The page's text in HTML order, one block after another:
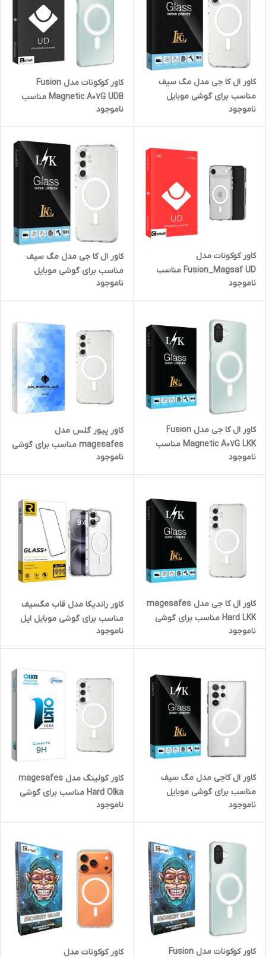
کاور ال کا جی مدل مگ سیف
مناسب برای گوشی موبایل
سامسونگ GALAXY A16
ناموجود
کاور کوکونات مدل Fusion
Magnetic A07G UDB مناسب
برای گوشی موبایل سامسونگ
Galaxy A07
ناموجود
کاور کوکونات مدل
Fusion_Magsaf UD مناسب
17 Air
ناموجود
کاور ال کا جی مدل مگ سیف
مناسب برای گوشی موبایل
سامسونگ GALAXY A56
ناموجود
کاور ال کا جی مدل Fusion
Magnetic A07G LKK مناسب
برای گوشی موبایل سامسونگ
Galaxy A07
ناموجود
کاور پیور گلس مدل
magesafes مناسب برای گوشی
FE
ناموجود
کاور ال کا جی مدل magesafes
Hard LKK مناسب برای گوشی
FE
ناموجود
کاور راندیکا مدل قاب مگسیف
مناسب برای گوشی موبایل اپل
iPhone 16
ناموجود
کاور ال کاجی مدل مگ سیف
مناسب برای گوشی موبایل
سامسونگ GALAXY S25 ULTRA
ناموجود
کاور کولینگ مدل magesafes
Hard Olka مناسب برای گوشی
FE
ناموجود
کاور کوکونات مدل Fusion کاور کوکونات مدل